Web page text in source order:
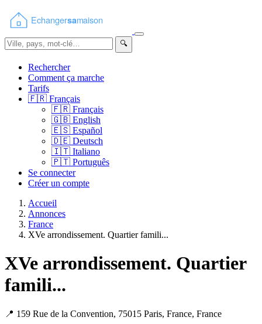
🔍
Rechercher
Comment ça marche
Tarifs
🇫🇷 Français
🇫🇷 Français
🇬🇧 English
🇪🇸 Español
🇩🇪 Deutsch
🇮🇹 Italiano
🇵🇹 Português
Se connecter
Créer un compte
Accueil
Annonces
France
XVe arrondissement. Quartier famili...
XVe arrondissement. Quartier
famili...
📍 159 Rue de la Convention, 75015 Paris, France, France